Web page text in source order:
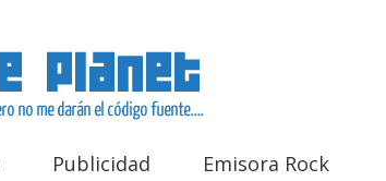
Publicidad Emisora Rock